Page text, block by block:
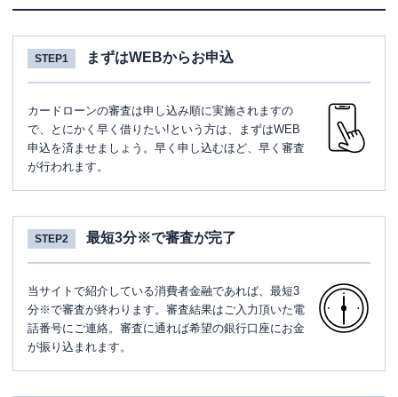
STEP1 まずはWEBからお申込
カードローンの審査は申し込み順に実施されますの
で、とにかく早く借りたい!という方は、まずはWEB
申込を済ませましょう。早く申し込むほど、早く審査
が行われます。
STEP2 最短3分※で審査が完了
当サイトで紹介している消費者金融であれば、最短3
分※で審査が終わります。審査結果はご入力頂いた電
話番号にご連絡。審査に通れば希望の銀行口座にお金
が振り込まれます。